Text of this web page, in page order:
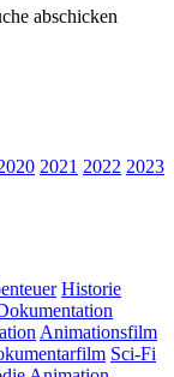
abschicken
2021 2022 2023
Historie
Animationsfilm
Sci-Fi